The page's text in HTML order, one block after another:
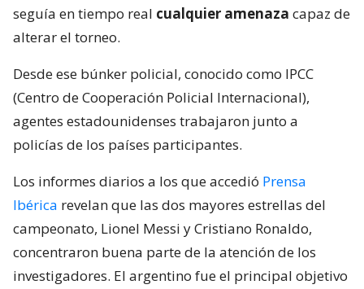
seguía en tiempo real cualquier amenaza capaz de
alterar el torneo.
Desde ese búnker policial, conocido como IPCC
(Centro de Cooperación Policial Internacional),
agentes estadounidenses trabajaron junto a
policías de los países participantes.
Los informes diarios a los que accedió Prensa
Ibérica revelan que las dos mayores estrellas del
campeonato, Lionel Messi y Cristiano Ronaldo,
concentraron buena parte de la atención de los
investigadores. El argentino fue el principal objetivo